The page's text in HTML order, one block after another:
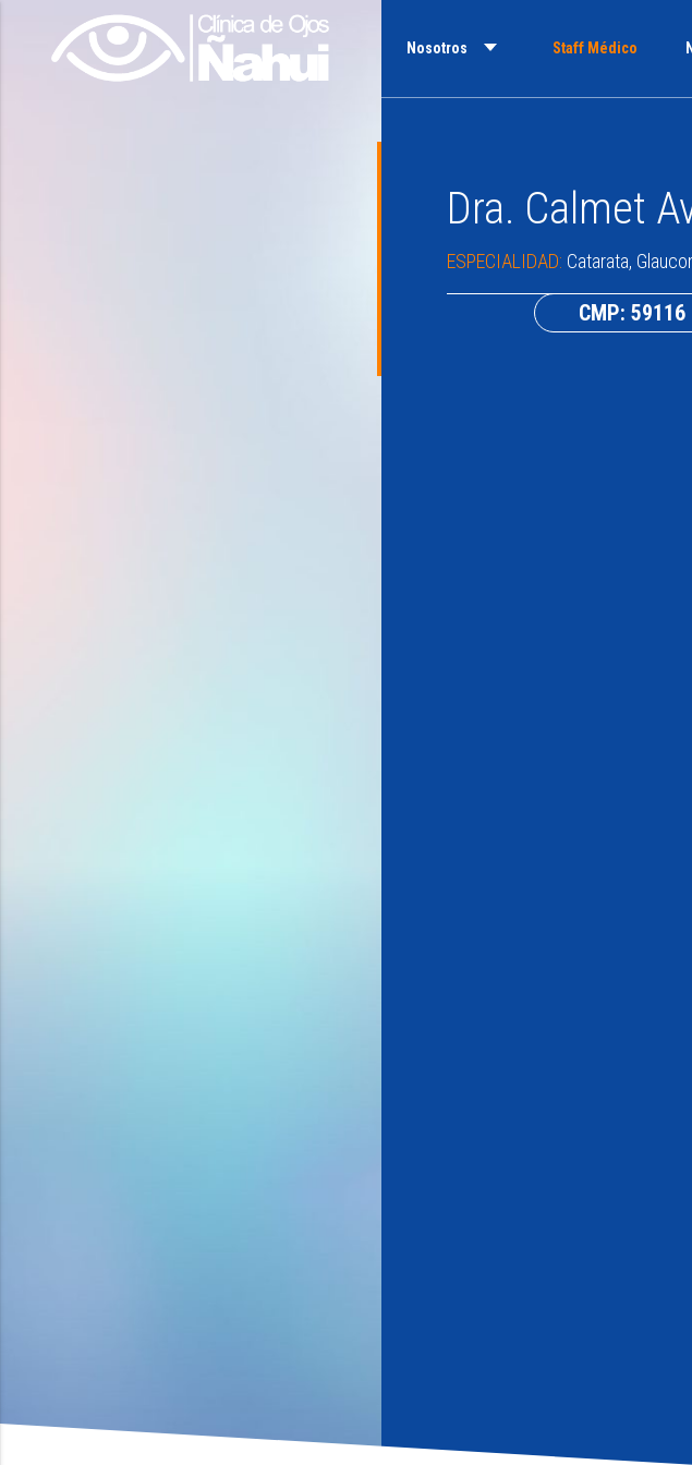
Nosotros Staff Médico
Dra. Calmet
ESPECIALIDAD: Catarata,
CMP: 59116